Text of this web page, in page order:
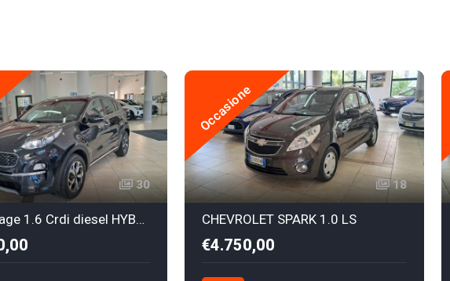
30
Kia sportage 1.6 Crdi diesel HYBRID
Occasione
18
CHEVROLET SPARK 1.0 LS
€4.750,00